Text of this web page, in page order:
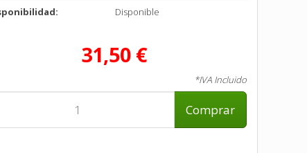
Disponible
31,50 €
*IVA Incluido
Comprar